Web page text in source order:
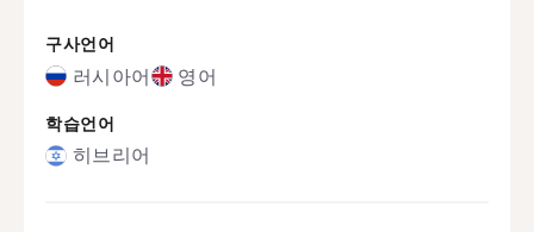
구사언어
러시아어 영어
학습언어
히브리어